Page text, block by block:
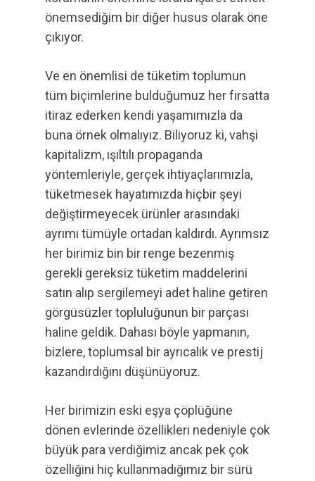
önemsediğim bir diğer husus olarak öne
çıkıyor.
Ve en önemlisi de tüketim toplumun
tüm biçimlerine bulduğumuz her fırsatta
itiraz ederken kendi yaşamımızla da
buna örnek olmalıyız. Biliyoruz ki, vahşi
kapitalizm, ışıltılı propaganda
yöntemleriyle, gerçek ihtiyaçlarımızla,
tüketmesek hayatımızda hiçbir şeyi
değiştirmeyecek ürünler arasındaki
ayrımı tümüyle ortadan kaldırdı. Ayrımsız
her birimiz bin bir renge bezenmiş
gerekli gereksiz tüketim maddelerini
satın alıp sergilemeyi adet haline getiren
görgüsüzler topluluğunun bir parçası
haline geldik. Dahası böyle yapmanın,
bizlere, toplumsal bir ayrıcalık ve prestij
kazandırdığını düşünüyoruz.
Her birimizin eski eşya çöplüğüne
dönen evlerinde özellikleri nedeniyle çok
büyük para verdiğimiz ancak pek çok
özelliğini hiç kullanmadığımız bir sürü